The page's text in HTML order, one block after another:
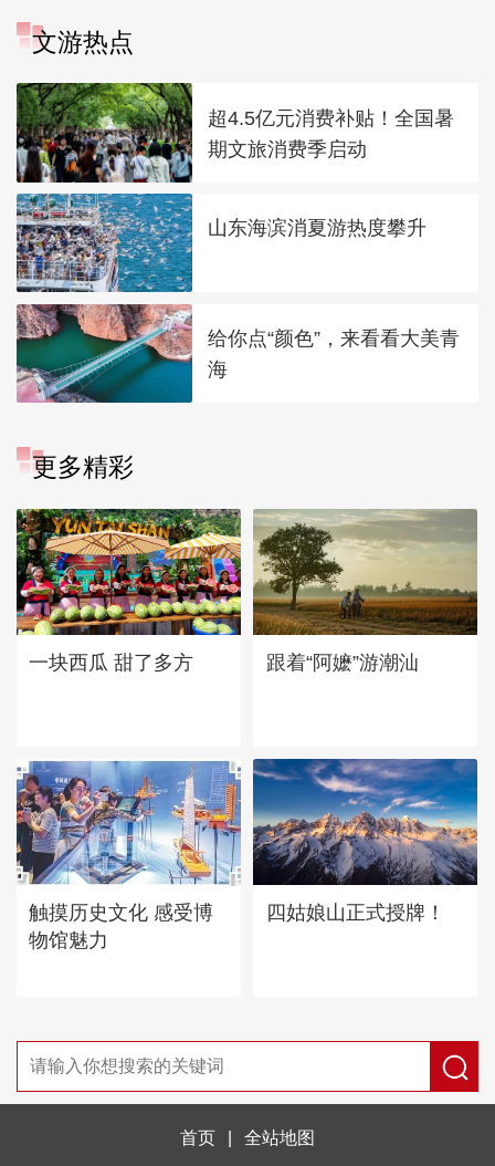
文游热点
超4.5亿元消费补贴！全国暑
期文旅消费季启动
山东海滨消夏游热度攀升
给你点“颜色”，来看看大美青
海
更多精彩
一块西瓜 甜了多方 跟着“阿嬷”游潮汕
触摸历史文化 感受博
物馆魅力
四姑娘山正式授牌！
首页 全站地图